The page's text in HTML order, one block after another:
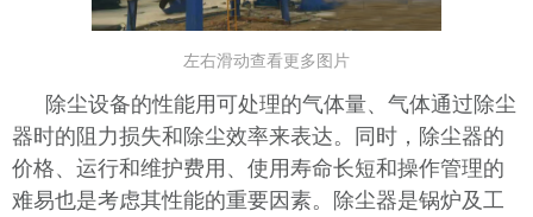
左右滑动查看更多图片
除尘设备的性能用可处理的气体量、气体通过除尘
器时的阻力损失和除尘效率来表达。同时，除尘器的
价格、运行和维护费用、使用寿命长短和操作管理的
难易也是考虑其性能的重要因素。除尘器是锅炉及工